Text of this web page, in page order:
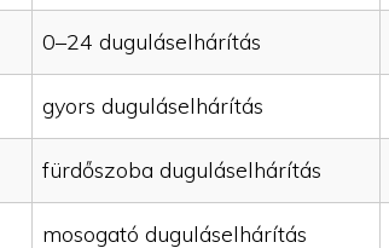
0–24 duguláselhárítás
gyors duguláselhárítás
fürdőszoba duguláselhárítás
mosogató duguláselhárítás